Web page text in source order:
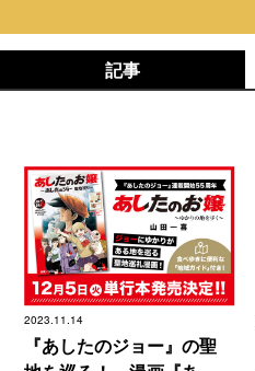
記事
2023.11.14
『あしたのジョー』の聖